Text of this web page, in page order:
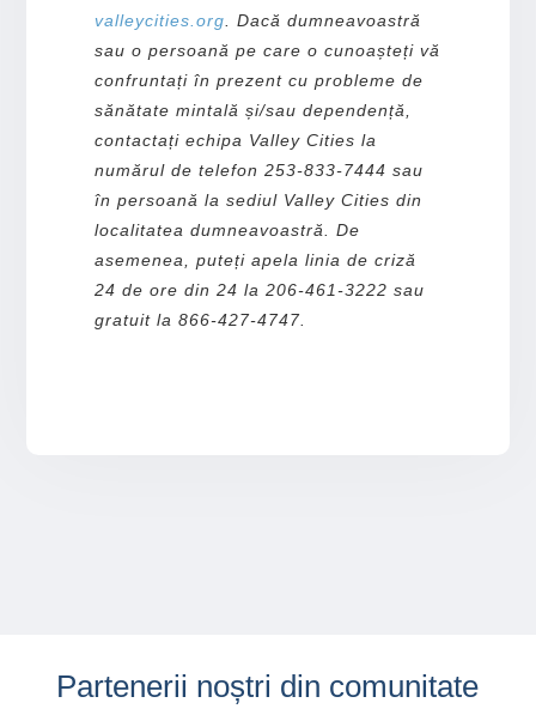
valleycities.org . Dacă dumneavoastră
sau o persoană pe care o cunoașteți vă
confruntați în prezent cu probleme de
sănătate mintală și/sau dependență,
contactați echipa Valley Cities la
numărul de telefon 253-833-7444 sau
în persoană la sediul Valley Cities din
localitatea dumneavoastră. De
asemenea, puteți apela linia de criză
24 de ore din 24 la 206-461-3222 sau
gratuit la 866-427-4747.
Partenerii noștri din comunitate